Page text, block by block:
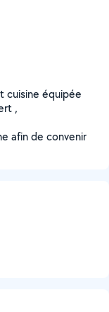
cuisine équipée
,
afin de convenir